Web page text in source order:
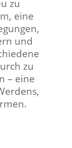
zu
eine
und
zu
– eine